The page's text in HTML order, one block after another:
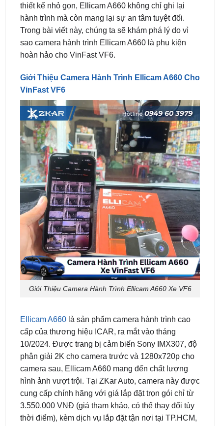
Trong bài viết này, chúng ta sẽ khám phá lý do vì
sao camera hành trình Ellicam A660 là phụ kiện
hoàn hảo cho VinFast VF6.
Giới Thiệu Camera Hành Trình Ellicam A660 Cho
Giới Thiệu Camera Hành Trình Ellicam A660 Xe VF6
Ellicam A660là sản phẩm camera hành trình cao
10/2024. Được trang bị cảm biến Sony IMX307, độ
phân giải 2K cho camera trước và 1280x720p cho
camera sau, Ellicam A660 mang đến chất lượng
hình ảnh vượt trội. Tại ZKar Auto, camera này được
cung cấp chính hãng với giá lắp đặt trọn gói chỉ từ
3.550.000 VNĐ (giá tham khảo, có thể thay đổi tùy
thời điểm), kèm dịch vụ lắp đặt tận nơi tại TP.HCM,
đảm bảo thẩm mỹ và phù hợp với nội thất tinh tế
của VF6.